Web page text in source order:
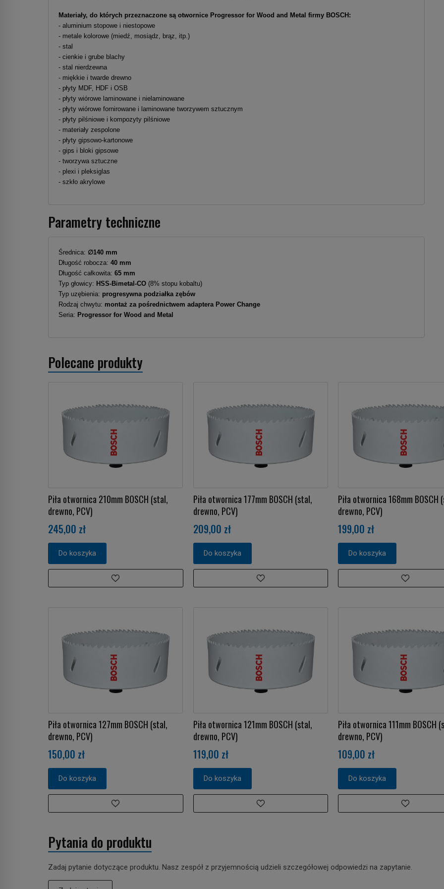
Materiały, do których przeznaczone są otwornice Progressor for Wood and Metal firmy BOSCH:
- aluminium stopowe i niestopowe
- metale kolorowe (miedź, mosiądz, brąz, itp.)
- stal
- cienkie i grube blachy
- stal nierdzewna
- miękkie i twarde drewno
- płyty MDF, HDF i OSB
- płyty wiórowe laminowane i nielaminowane
- płyty wiórowe fornirowane i laminowane tworzywem sztucznym
- płyty pilśniowe i kompozyty pilśniowe
- materiały zespolone
- płyty gipsowo-kartonowe
- gips i bloki gipsowe
- tworzywa sztuczne
- plexi i pleksiglas
- szkło akrylowe
Parametry techniczne
Średnica: ∅140 mm
Długość robocza: 40 mm
Długość całkowita: 65 mm
Typ głowicy: HSS-Bimetal-CO (8% stopu kobaltu)
Typ uzębienia: progresywna podziałka zębów
Rodzaj chwytu: montaż za pośrednictwem adaptera Power Change
Seria: Progressor for Wood and Metal
Polecane produkty
Piła otwornica 210mm BOSCH (stal,
drewno, PCV)
245,00 zł
Do koszyka
Piła otwornica 177mm BOSCH (stal,
drewno, PCV)
209,00 zł
Do koszyka
Piła otwornica 168mm BOSCH
drewno, PCV)
199,00 zł
Do koszyka
Piła otwornica 127mm BOSCH (stal,
drewno, PCV)
150,00 zł
Do koszyka
Piła otwornica 121mm BOSCH (stal,
drewno, PCV)
119,00 zł
Do koszyka
Piła otwornica 111mm BOSCH
drewno, PCV)
109,00 zł
Do koszyka
Pytania do produktu
Zadaj pytanie dotyczące produktu. Nasz zespół z przyjemnością udzieli szczegółowej odpowiedzi na zapytanie.